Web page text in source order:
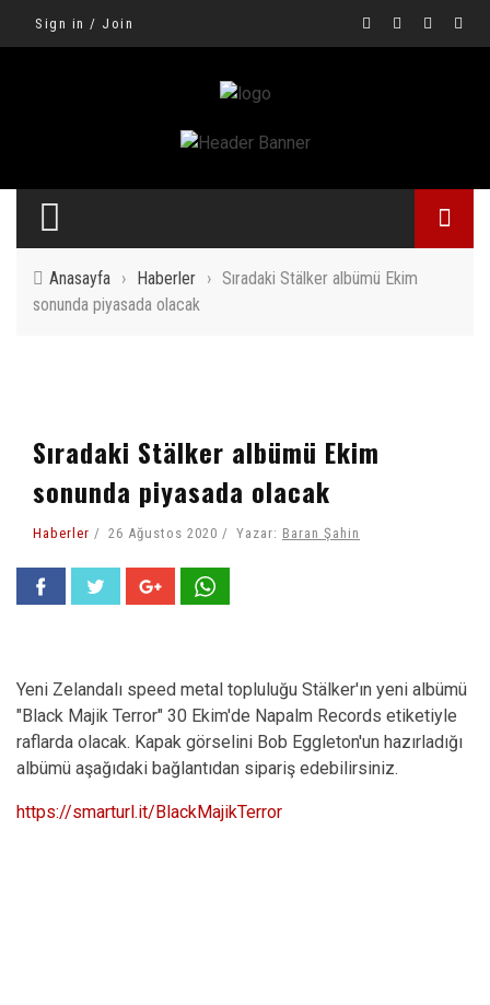
Sign in / Join
Anasayfa › Haberler › Sıradaki Stälker albümü Ekim
sonunda piyasada olacak
Sıradaki Stälker albümü Ekim
sonunda piyasada olacak
Haberler 26 Ağustos 2020 Yazar: Baran Şahin
Yeni Zelandalı speed metal topluluğu Stälker'ın yeni albümü
"Black Majik Terror" 30 Ekim'de Napalm Records etiketiyle
raflarda olacak. Kapak görselini Bob Eggleton'un hazırladığı
albümü aşağıdaki bağlantıdan sipariş edebilirsiniz.
https://smarturl.it/BlackMajikTerror